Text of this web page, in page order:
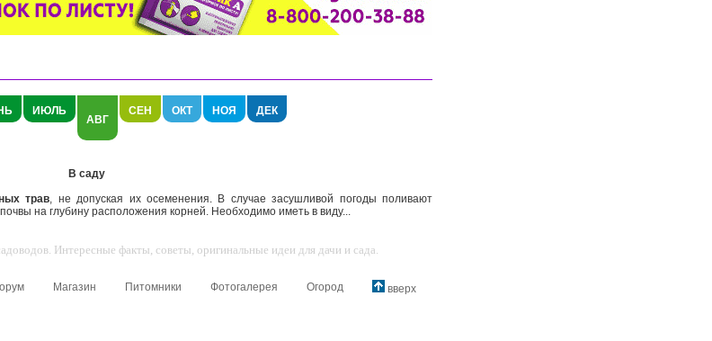
ИЮЛЬ
АВГ
СЕН ОКТ НОЯ ДЕК
В саду
трав, не допуская их осеменения. В случае засушливой погоды поливают
на глубину расположения корней. Необходимо иметь в виду...
Интересные факты, советы, оригинальные идеи для дачи и сада.
Магазин Питомники Фотогалерея Огород вверх